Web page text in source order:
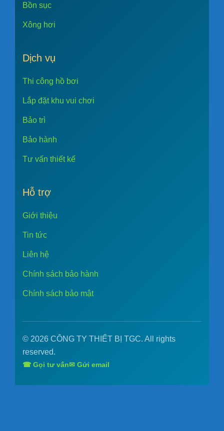
Bồn sục
Xông hơi
Dịch vụ
Thi công hồ bơi
Lắp đặt khu vui chơi
Bảo trì
Bảo hành
Tư vấn thiết kế
Hỗ trợ
Giới thiệu
Tin tức
Liên hệ
Chính sách bảo hành
Chính sách bảo mật
© 2026 CÔNG TY THIẾT BỊ TGC. All rights
reserved.
☎ Gọi tư vấn✉ Gửi email